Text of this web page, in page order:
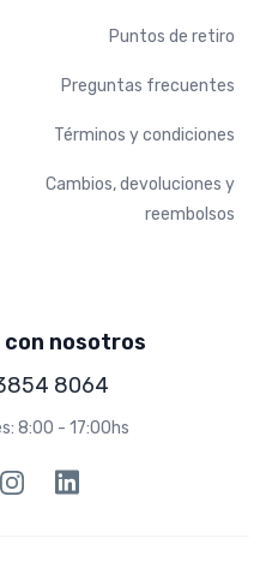
Puntos de retiro
Preguntas frecuentes
Términos y condiciones
Cambios, devoluciones y
reembolsos
nosotros
8064
8:00 - 17:00hs
InstagramLinkedin